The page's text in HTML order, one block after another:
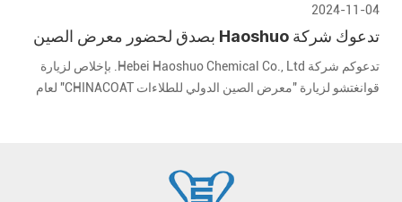
2024-11-04
تدعوك شركة Haoshuo بصدق لحضور معرض الصين
الدولي للطلاءات لعام 2024
تدعوكم شركة Hebei Haoshuo Chemical Co., Ltd. بإخلاص لزيارة
قوانغتشو لزيارة "معرض الصين الدولي للطلاءات CHINACOAT" لعام